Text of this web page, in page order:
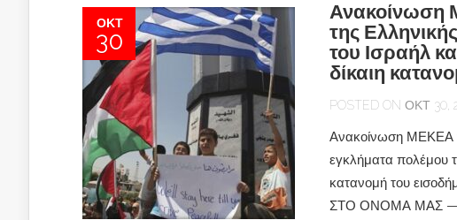
ΟΚΤ
30
Ανακοίνωση
της
του Ισραήλ
δίκαιη
POSTED ON ΟΚΤ 30,
Ανακοίνωση ΜΕΚΕΑ
εγκλήματα πολέμου
κατανομή του
ΣΤΟ ΟΝΟΜΑ ΜΑΣ